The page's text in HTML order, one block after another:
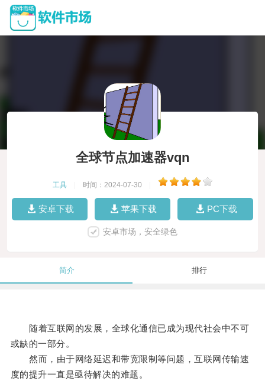
全球节点加速器vqn
工具 时间：2024-07-30
安卓下载 苹果下载 PC下载
安卓市场，安全绿色
简介 排行
随着互联网的发展，全球化通信已成为现代社会中不可
或缺的一部分。
然而，由于网络延迟和带宽限制等问题，互联网传输速
度的提升一直是亟待解决的难题。